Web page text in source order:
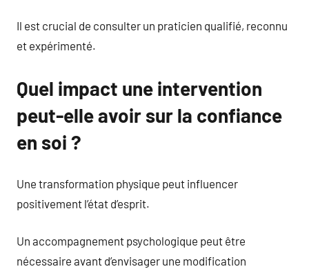
Il est crucial de consulter un praticien qualifié, reconnu
et expérimenté.
Quel impact une intervention
peut-elle avoir sur la confiance
en soi ?
Une transformation physique peut influencer
positivement l’état d’esprit.
Un accompagnement psychologique peut être
nécessaire avant d’envisager une modification